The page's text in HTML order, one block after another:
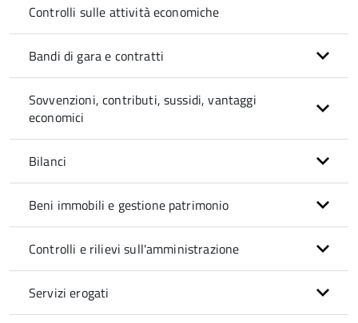
Controlli sulle attività economiche
Bandi di gara e contratti
Sovvenzioni, contributi, sussidi, vantaggi
economici
Bilanci
Beni immobili e gestione patrimonio
Controlli e rilievi sull'amministrazione
Servizi erogati